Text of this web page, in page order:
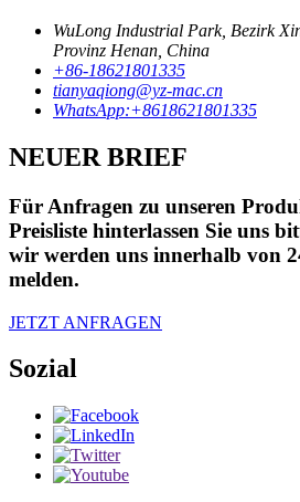
WuLong Industrial Park, Bezirk
Provinz Henan, China
+86-18621801335
tianyaqiong@yz-mac.cn
WhatsApp:+8618621801335
NEUER BRIEF
Für Anfragen zu unseren
Preisliste hinterlassen Sie uns
wir werden uns innerhalb von
melden.
JETZT ANFRAGEN
Sozial